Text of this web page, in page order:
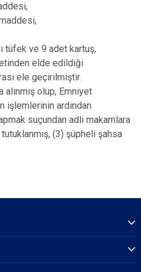
tüfek ve 9 adet kartuş,
elde edildiği
ele geçirilmiştir.
olup, Emniyet
işlemlerinin ardından
suçundan adli makamlara
(3) şüpheli şahsa